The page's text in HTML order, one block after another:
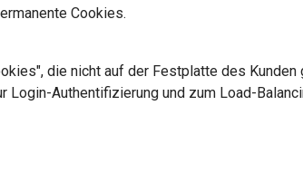
Cookies.
die nicht auf der Festplatte des
Authentifizierung und zum Load-